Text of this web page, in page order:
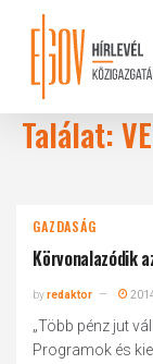
content
Találat:
GAZDASÁG
Körvonalazódik
byredaktor
„Több pénz jut
Programok és